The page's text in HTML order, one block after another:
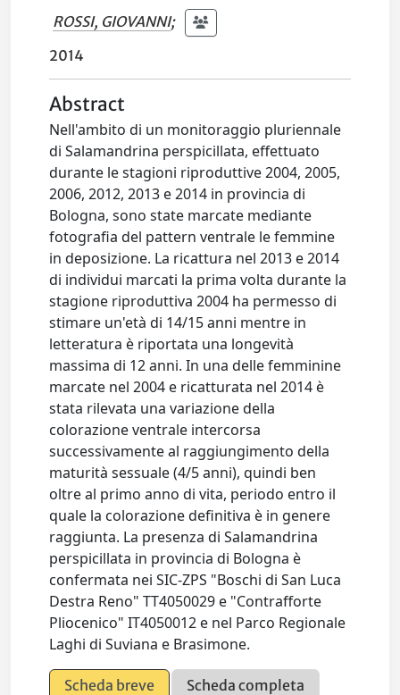
ROSSI, GIOVANNI;
2014
Abstract
Nell'ambito di un monitoraggio pluriennale
di Salamandrina perspicillata, effettuato
durante le stagioni riproduttive 2004, 2005,
2006, 2012, 2013 e 2014 in provincia di
Bologna, sono state marcate mediante
fotografia del pattern ventrale le femmine
in deposizione. La ricattura nel 2013 e 2014
di individui marcati la prima volta durante la
stagione riproduttiva 2004 ha permesso di
stimare un'età di 14/15 anni mentre in
letteratura è riportata una longevità
massima di 12 anni. In una delle femminine
marcate nel 2004 e ricatturata nel 2014 è
stata rilevata una variazione della
colorazione ventrale intercorsa
successivamente al raggiungimento della
maturità sessuale (4/5 anni), quindi ben
oltre al primo anno di vita, periodo entro il
quale la colorazione definitiva è in genere
raggiunta. La presenza di Salamandrina
perspicillata in provincia di Bologna è
confermata nei SIC-ZPS "Boschi di San Luca
Destra Reno" TT4050029 e "Contrafforte
Pliocenico" IT4050012 e nel Parco Regionale
Laghi di Suviana e Brasimone.
Scheda breve
Scheda completa